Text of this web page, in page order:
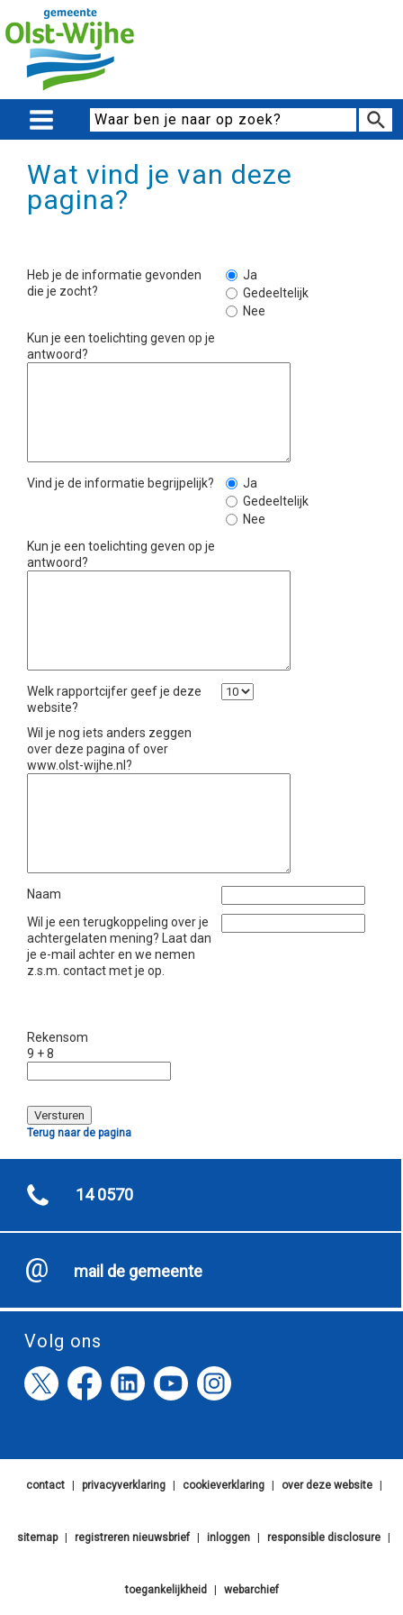
Wat vind je van deze
pagina?
Heb je de informatie gevonden
die je zocht?
Ja
Gedeeltelijk
Nee
Kun je een toelichting geven op je
antwoord?
Vind je de informatie begrijpelijk?
Ja
Gedeeltelijk
Nee
Kun je een toelichting geven op je
antwoord?
Welk rapportcijfer geef je deze
website?
Wil je nog iets anders zeggen
over deze pagina of over
www.olst-wijhe.nl?
Naam
Wil je een terugkoppeling over je
achtergelaten mening? Laat dan
je e-mail achter en we nemen
z.s.m. contact met je op.
Rekensom
9 + 8
Terug naar de pagina
14 0570
mail de gemeente
Volg ons
contact privacyverklaring cookieverklaring over deze website
sitemap registreren nieuwsbrief inloggen responsible disclosure
toegankelijkheid webarchief